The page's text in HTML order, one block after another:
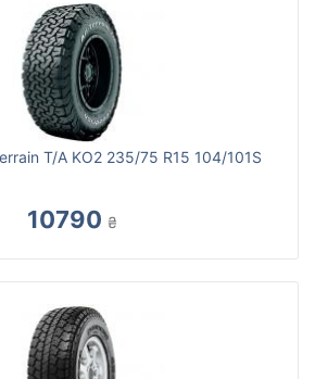
T/A KO2 235/75 R15 104/101S
10790 ₴